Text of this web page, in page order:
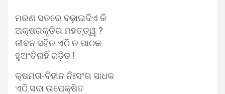
ମରଣ ସତରେ ବଢ଼ାଇଦିଏ କି
ଅକ୍ଷରକୃତିର ମହତ୍ତ୍ୱ ?
ଜୀବନ ସହିତ ଏଠି ତ ପାଠକ
ହୁଅଂତିନାହିଁ ଜଡ଼ିତ !
କ୍ଷମତା-ବିହୀନ ନିଃସଂଗ ସାଧକ
ଏଠି ସଦା ଉପେକ୍ଷିତ